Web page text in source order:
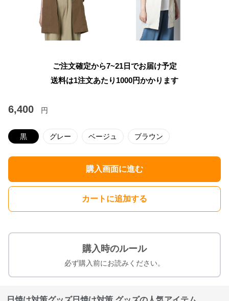
ご注文確定から7~21日でお届け予定
送料は1注文あたり 1000円かかります
6,400 円
黒 グレー ベージュ ブラウン
購入画面に進む
カートに追加する
購入時のルール
必ず購入前にお読みください。